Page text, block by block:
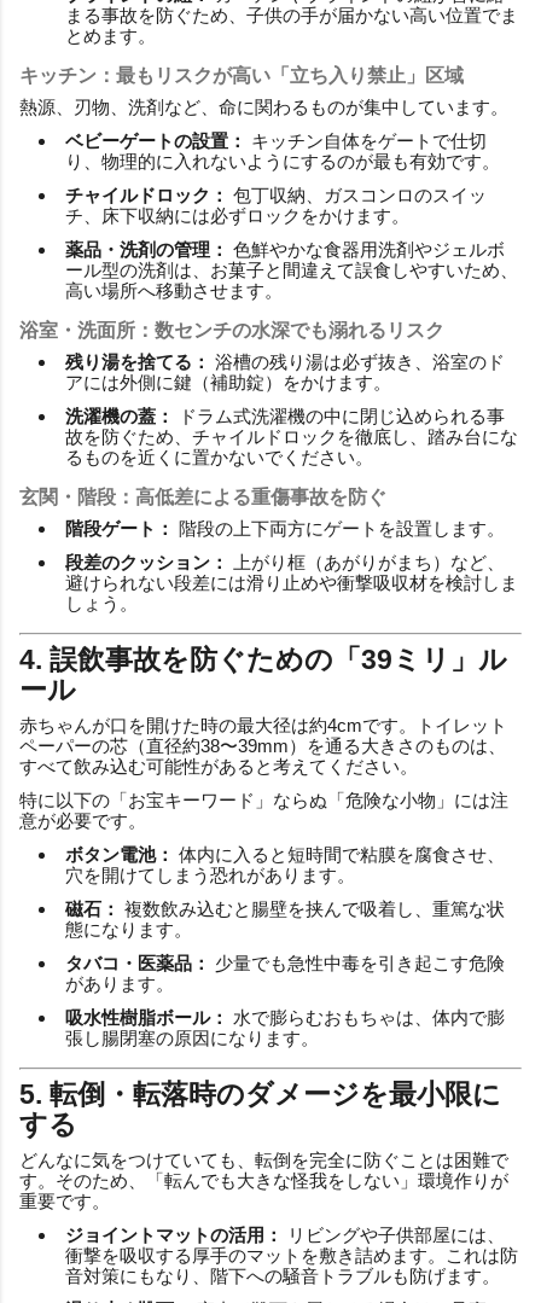
まる事故を防ぐため、子供の手が届かない高い位置でま
とめます。
キッチン：最もリスクが高い「立ち入り禁止」区域
熱源、刃物、洗剤など、命に関わるものが集中しています。
ベビーゲートの設置：
キッチン自体をゲートで仕切
り、物理的に入れないようにするのが最も有効です。
チャイルドロック： 包丁収納、ガスコンロのスイッ
チ、床下収納には必ずロックをかけます。
薬品・洗剤の管理： 色鮮やかな食器用洗剤やジェルボ
ール型の洗剤は、お菓子と間違えて誤食しやすいため、
高い場所へ移動させます。
浴室・洗面所：数センチの水深でも溺れるリスク
残り湯を捨てる： 浴槽の残り湯は必ず抜き、浴室のド
アには外側に鍵（補助錠）をかけます。
洗濯機の蓋：
ドラム式洗濯機の中に閉じ込められる事
故を防ぐため、チャイルドロックを徹底し、踏み台にな
るものを近くに置かないでください。
玄関・階段：高低差による重傷事故を防ぐ
階段ゲート：
階段の上下両方にゲートを設置します。
段差のクッション：
上がり框（あがりがまち）など、
避けられない段差には滑り止めや衝撃吸収材を検討しま
しょう。
4. 誤飲事故を防ぐための「39ミリ」ル
ール
赤ちゃんが口を開けた時の最大径は約4cmです。トイレット
ペーパーの芯（直径約38〜39mm）を通る大きさのものは、
すべて飲み込む可能性があると考えてください。
特に以下の「お宝キーワード」ならぬ「危険な小物」には注
意が必要です。
ボタン電池： 体内に入ると短時間で粘膜を腐食させ、
穴を開けてしまう恐れがあります。
磁石： 複数飲み込むと腸壁を挟んで吸着し、重篤な状
態になります。
タバコ・医薬品：
少量でも急性中毒を引き起こす危険
があります。
吸水性樹脂ボール：
水で膨らむおもちゃは、体内で膨
張し腸閉塞の原因になります。
5. 転倒・転落時のダメージを最小限に
する
どんなに気をつけていても、転倒を完全に防ぐことは困難で
す。そのため、「転んでも大きな怪我をしない」環境作りが
重要です。
ジョイントマットの活用：
リビングや子供部屋には、
衝撃を吸収する厚手のマットを敷き詰めます。これは防
音対策にもなり、階下への騒音トラブルも防げます。